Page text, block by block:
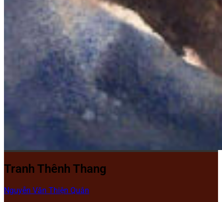
Tranh Thênh Thang
Nguyễn Văn Thiện Quân